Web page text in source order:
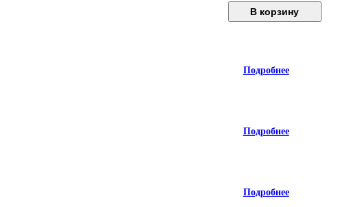
В корзину
Подробнее
Подробнее
Подробнее